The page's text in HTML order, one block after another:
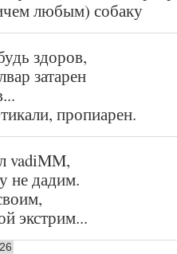
любым) собаку
здоров,
затарен
пропиарен.
vadiMM,
не дадим.
экстрим...